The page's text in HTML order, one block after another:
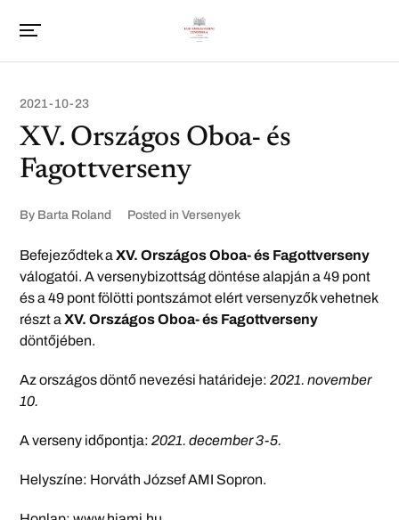
2021-10-23
XV. Országos Oboa- és
Fagottverseny
By Barta Roland Posted in Versenyek
Befejeződtek aXV. Országos Oboa- és Fagottverseny
válogatói. A versenybizottság döntése alapján a 49 pont
és a 49 pont fölötti pontszámot elért versenyzők vehetnek
részt aXV. Országos Oboa- és Fagottverseny
döntőjében.
Az országos döntő nevezési határideje:2021. november
10.
A verseny időpontja:2021. december 3-5.
Helyszíne: Horváth József AMI Sopron.